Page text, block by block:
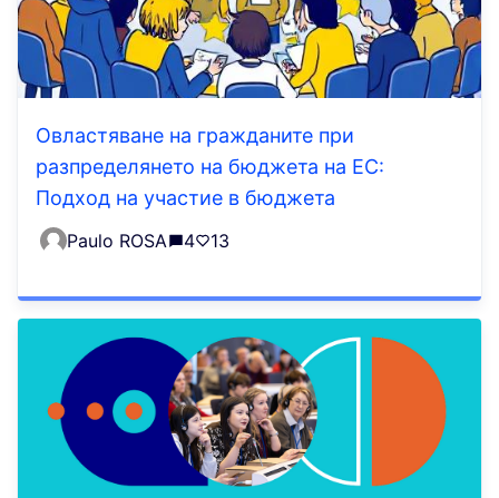
Овластяване на гражданите при
разпределянето на бюджета на ЕС:
Подход на участие в бюджета
Paulo ROSA 4 13